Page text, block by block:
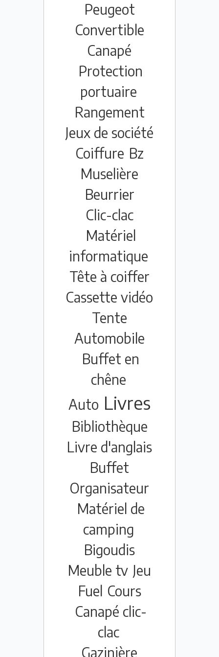
Peugeot
Convertible
Canapé
Protection
portuaire
Rangement
Jeux de société
Coiffure Bz
Muselière
Beurrier
Clic-clac
Matériel
informatique
Tête à coiffer
Cassette vidéo
Tente
Automobile
Buffet en
chêne
Auto Livres
Bibliothèque
Livre d'anglais
Buffet
Organisateur
Matériel de
camping
Bigoudis
Meuble tv Jeu
Fuel Cours
Canapé clic-
clac
Gazinière